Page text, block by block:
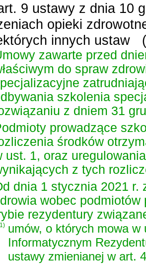
9 ustawy z dnia 10
opieki
innych ustaw
(
zawarte przed
do spraw
szkolenia
z dniem 31
prowadzące
środków
ust. 1, oraz
z tych
dnia 1 stycznia 2021 r.
wobec
rezydentury
1) umów, o których mowa
Informatycznym
ustawy zmienianej w art.